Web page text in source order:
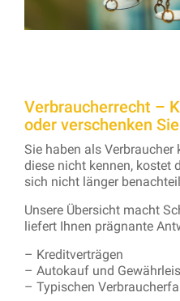
Verbraucherrecht –
oder verschenken
Sie haben als Verbraucher
diese nicht kennen, kostet
sich nicht länger
Unsere Übersicht macht
liefert Ihnen prägnante
– Kreditverträgen
– Autokauf und
– Typischen